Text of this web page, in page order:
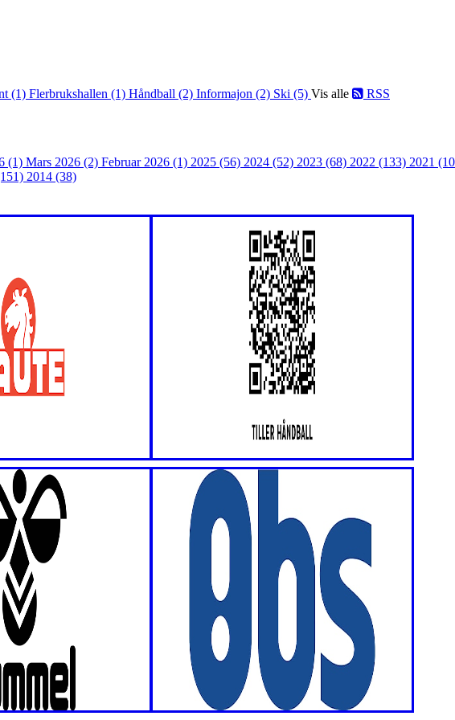
(1) Flerbrukshallen (1) Håndball (2) Informajon (2) Ski (5) Vis alle RSS
(1) Mars 2026 (2) Februar 2026 (1) 2025 (56) 2024 (52) 2023 (68) 2022 (133) 2021
2014 (38)